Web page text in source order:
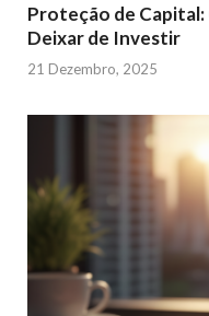
Proteção de Capital:
Deixar de Investir
21 Dezembro, 2025